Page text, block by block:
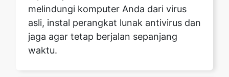
waktu.
Apakah Windows 10 datang